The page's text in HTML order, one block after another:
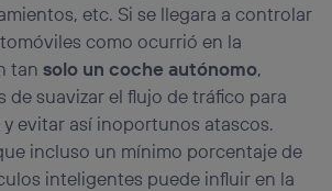
etc. Si se llegara a controlar
como ocurrió en la
tansolo un coche autónomo,
de suavizar el flujo de tráfico para
evitar así inoportunos atascos.
incluso un mínimo porcentaje de
inteligentes puede influir en la